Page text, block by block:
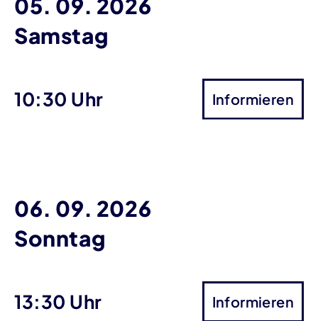
Samstag
10:30 Uhr Informieren
06. 09. 2026
Sonntag
13:30 Uhr Informieren